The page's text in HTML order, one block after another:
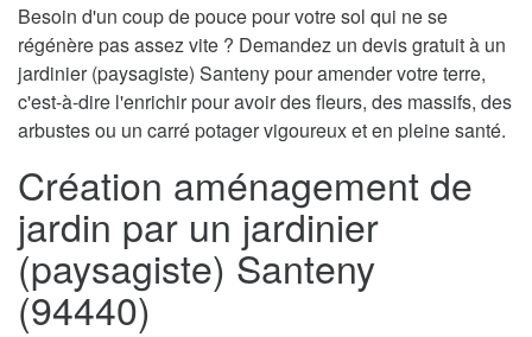
Besoin d'un coup de pouce pour votre sol qui ne se
régénère pas assez vite ? Demandez un devis gratuit à un
jardinier (paysagiste) Santeny pour amender votre terre,
c'est-à-dire l'enrichir pour avoir des fleurs, des massifs, des
arbustes ou un carré potager vigoureux et en pleine santé.
Création aménagement de
jardin par un jardinier
(paysagiste) Santeny
(94440)